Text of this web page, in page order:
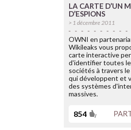
LA CARTE D’UN
D’ESPIONS
> 1 décembre 2011
OWNI en
Wikileaks vous
carte interactive
d'identifier toutes
sociétés à travers
qui développent et
des systèmes
massives.
854